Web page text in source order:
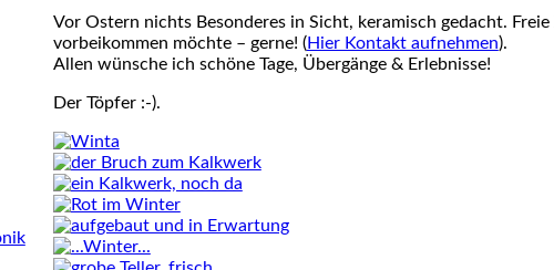
Vor Ostern nichts Besonderes in Sicht, keramisch gedacht.
vorbeikommen möchte – gerne! (Hier Kontakt aufnehmen).
Allen wünsche ich schöne Tage, Übergänge & Erlebnisse!
Der Töpfer :-).